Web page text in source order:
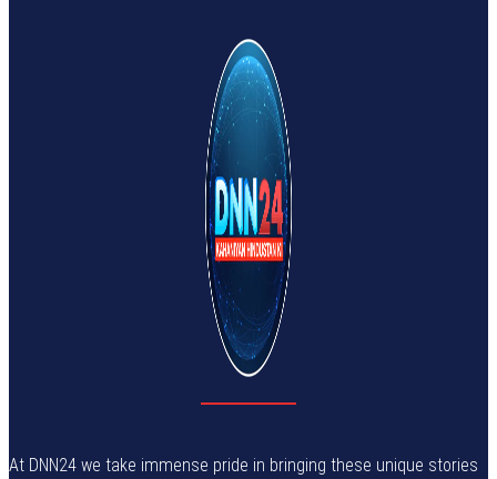
At DNN24 we take immense pride in bringing these unique stories